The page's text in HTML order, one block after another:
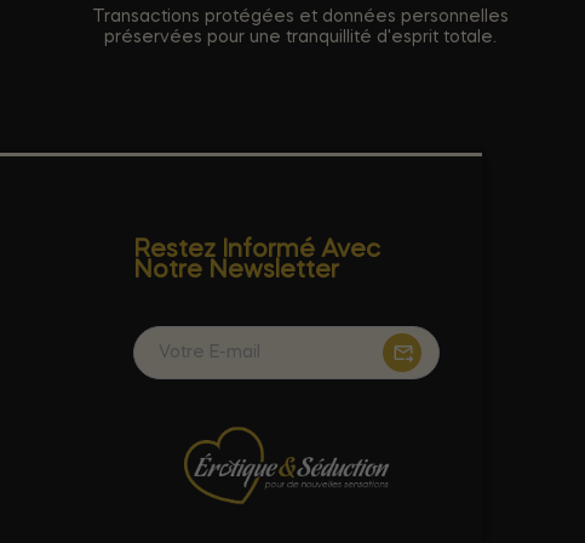
Transactions protégées et données personnelles
préservées pour une tranquillité d'esprit totale.
Restez Informé Avec
Notre Newsletter